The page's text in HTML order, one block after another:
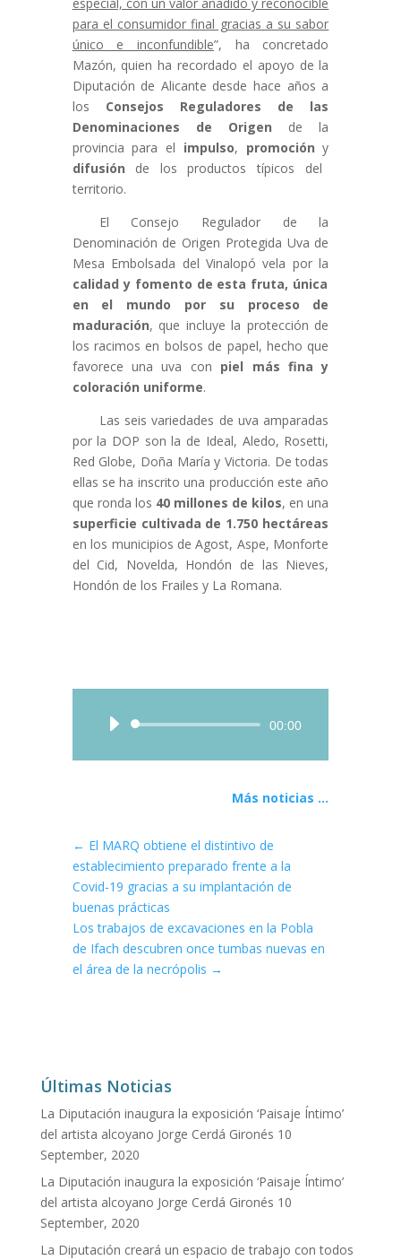
para el consumidor final gracias a su sabor
único e inconfundible”, ha concretado
Mazón, quien ha recordado el apoyo de la
Diputación de Alicante desde hace años a
los Consejos Reguladores de las
Denominaciones de Origen de la
provincia para el impulso, promocióny
difusión de los productos típicos del
territorio.
El Consejo Regulador de la
Denominación de Origen Protegida Uva de
Mesa Embolsada del Vinalopó vela por la
calidad y fomento de esta fruta, única
en el mundo por su proceso de
maduración, que incluye la protección de
los racimos en bolsos de papel, hecho que
favorece una uva con piel más fina y
coloración uniforme.
Las seis variedades de uva amparadas
por la DOP son la de Ideal, Aledo, Rosetti,
Red Globe, Doña María y Victoria. De todas
ellas se ha inscrito una producción este año
que ronda los 40 millones de kilos, en una
superficie cultivada de 1.750 hectáreas
en los municipios de Agost, Aspe, Monforte
del Cid, Novelda, Hondón de las Nieves,
Hondón de los Frailes y La Romana.
Audio
00:00
Más noticias ...
← El MARQ obtiene el distintivo de
establecimiento preparado frente a la
Covid-19 gracias a su implantación de
buenas prácticas
Los trabajos de excavaciones en la Pobla
de Ifach descubren once tumbas nuevas en
el área de la necrópolis →
Últimas Noticias
La Diputación inaugura la exposición ‘Paisaje Íntimo’
del artista alcoyano Jorge Cerdá Gironés 10
September, 2020
La Diputación inaugura la exposición ‘Paisaje Íntimo’
del artista alcoyano Jorge Cerdá Gironés 10
September, 2020
La Diputación creará un espacio de trabajo con todos